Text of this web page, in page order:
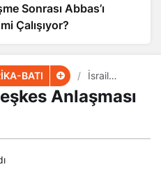
Sonrası Abbas’ı
Çalışıyor?
BATI
İsrail
Medyası:
Ateşkes
Anlaşması
Anlaşması